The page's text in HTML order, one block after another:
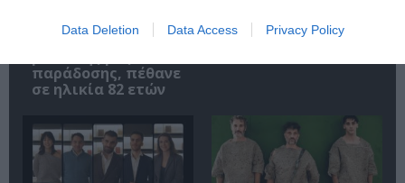
Data Deletion Data Access Privacy Policy
σημαντικός
εκπρόσωπος της
παράδοσης, πέθανε
σε ηλικία 82 ετών
απαγορεύει την
είσοδο σε δύο μέλη